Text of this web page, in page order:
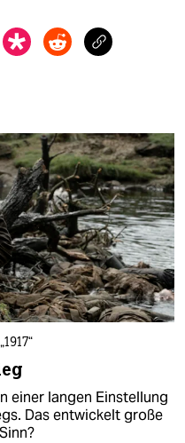
einer langen Einstellung
Das entwickelt große